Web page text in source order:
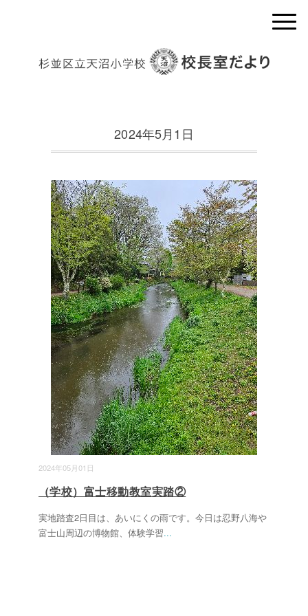
2024年5月1日
2024年05月01日
（学校）富士移動教室実踏②
実地踏査2日目は、あいにくの雨です。今日は忍野八海や
富士山周辺の博物館、体験学習...